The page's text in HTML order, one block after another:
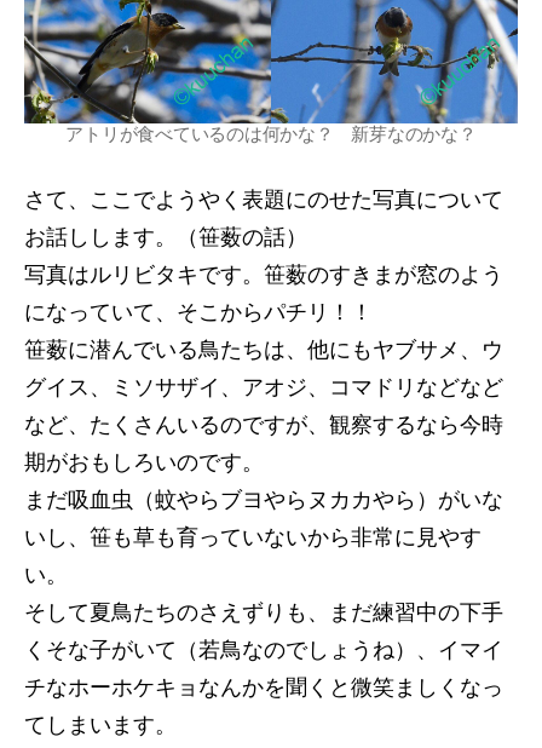
アトリが食べているのは何かな？ 新芽なのかな？
さて、ここでようやく表題にのせた写真について
お話しします。（笹薮の話）
写真はルリビタキです。笹薮のすきまが窓のよう
になっていて、そこからパチリ！！
笹薮に潜んでいる鳥たちは、他にもヤブサメ、ウ
グイス、ミソサザイ、アオジ、コマドリなどなど
など、たくさんいるのですが、観察するなら今時
期がおもしろいのです。
まだ吸血虫（蚊やらブヨやらヌカカやら）がいな
いし、笹も草も育っていないから非常に見やす
い。
そして夏鳥たちのさえずりも、まだ練習中の下手
くそな子がいて（若鳥なのでしょうね）、イマイ
チなホーホケキョなんかを聞くと微笑ましくなっ
てしまいます。